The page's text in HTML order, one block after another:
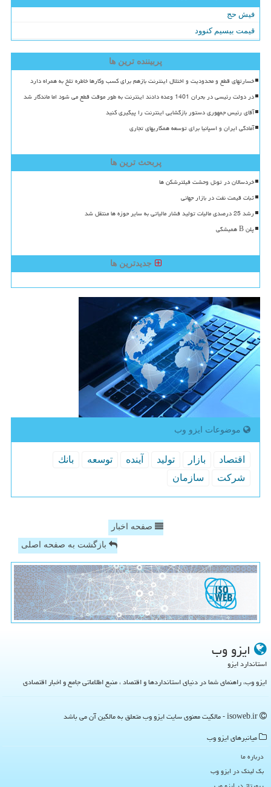
فیش حج
قیمت بیسیم کنوود
پربیننده ترین ها
خسارتهای قطع و محدودیت و اختلال اینترنت بازهم برای کسب وکارها خاطره تلخ به همراه دارد
در دولت رئیسی در بحران 1401 وعده دادند اینترنت به طور موقت قطع می شود اما ماندگار شد
آقای رئیس جمهوری دستور بازگشایی اینترنت را پیگیری کنید
آمادگی ایران و اسپانیا برای توسعه همکاریهای تجاری
پربحث ترین ها
خردسالان در تونل وحشت فیلترشکن ها
ثبات قیمت نفت در بازار جهانی
رشد 25 درصدی مالیات تولید فشار مالیاتی به سایر حوزه ها منتقل شد
پلن B همیشگی
جدیدترین ها
موضوعات ایزو وب
اقتصاد بازار تولید آینده توسعه
بانك
شركت
سازمان
صفحه اخبار
بازگشت به صفحه اصلی
ایزو وب
استاندارد ایزو
ایزو وب، راهنمای شما در دنیای استانداردها و اقتصاد ، منبع اطلاعاتی جامع و اخبار اقتصادی
میانبرهای ایزو وب
درباره ما
بک لینک در ایزو وب